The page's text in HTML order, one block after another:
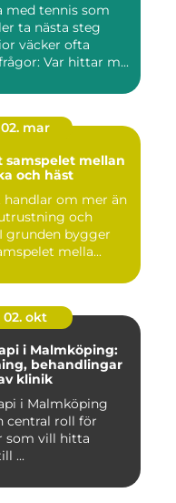
med tennis som
ta nästa steg
väcker ofta
Var hittar m...
02. mar
och häst
handlar om mer än
och
grunden bygger
mella...
02. okt
i Malmköping:
behandlingar
klinik
i Malmköping
central roll för
som vill hitta
...